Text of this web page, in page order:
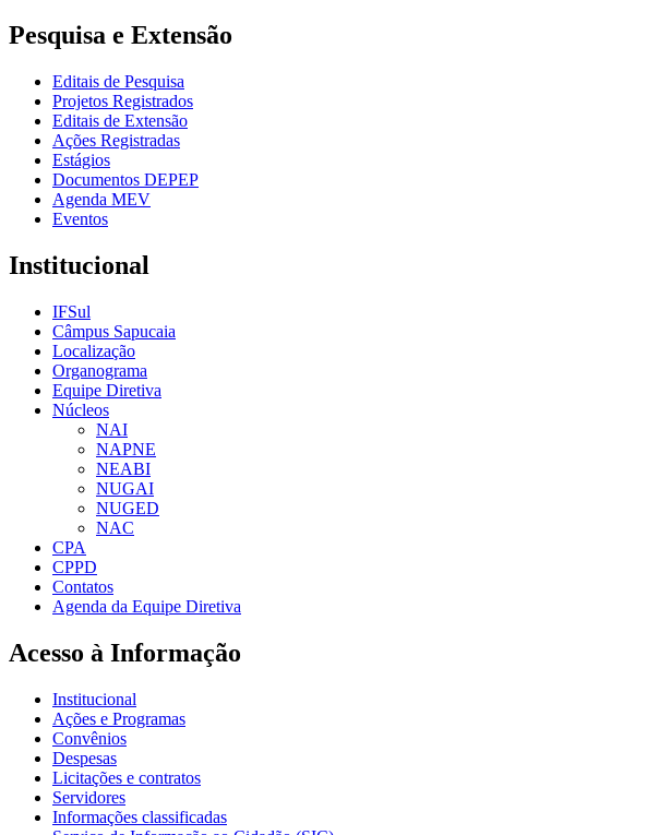
Pesquisa e Extensão
Editais de Pesquisa
Projetos Registrados
Editais de Extensão
Ações Registradas
Estágios
Documentos DEPEP
Agenda MEV
Eventos
Institucional
IFSul
Câmpus Sapucaia
Localização
Organograma
Equipe Diretiva
Núcleos
NAI
NAPNE
NEABI
NUGAI
NUGED
NAC
CPA
CPPD
Contatos
Agenda da Equipe Diretiva
Acesso à Informação
Institucional
Ações e Programas
Convênios
Despesas
Licitações e contratos
Servidores
Informações classificadas